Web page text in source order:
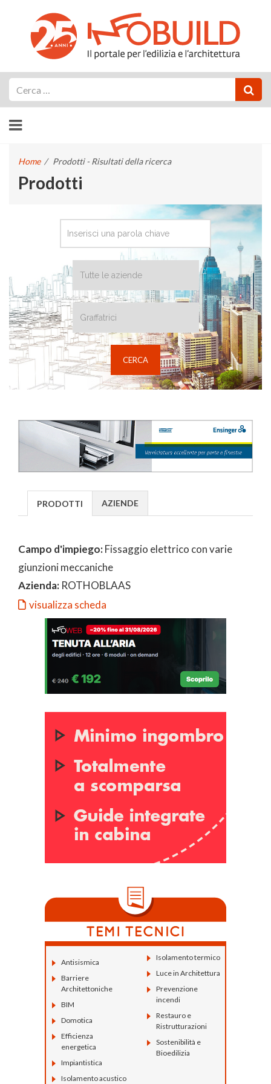
Home / Prodotti - Risultati della ricerca
Prodotti
PRODOTTI AZIENDE
Campo d'impiego:Fissaggio elettrico con varie
giunzioni meccaniche
Azienda: ROTHOBLAAS
visualizza scheda
Antisismica
Barriere
Architettoniche
BIM
Domotica
Efficienza
energetica
Impiantistica
Isolamento acustico
Isolamento termico
Luce in Architettura
Prevenzione
incendi
Restauro e
Ristrutturazioni
Sostenibilità e
Bioedilizia